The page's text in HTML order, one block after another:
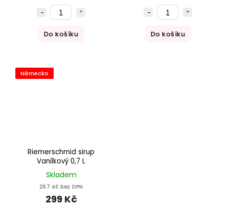
Do košíku Do košíku
Německo
Riemerschmid sirup
Vanilkový 0,7 L
Skladem
267 Kč bez DPH
299 Kč